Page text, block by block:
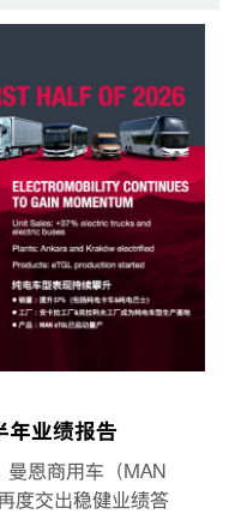
年业绩报告
曼恩商用车（MAN
度交出稳健业绩答